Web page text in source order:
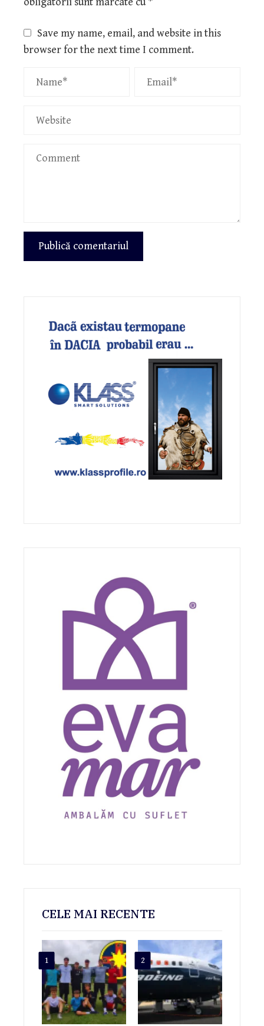
Save my name, email, and website in this
browser for the next time I comment.
CELE MAI RECENTE
1 2